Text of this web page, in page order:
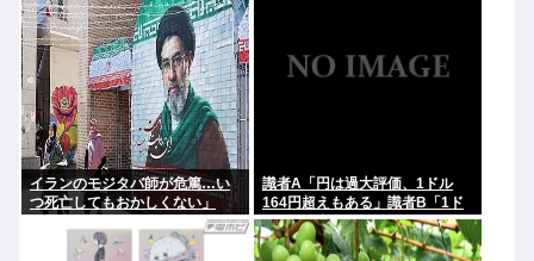
イランのモジタバ師が危篤…い
つ死亡してもおかしくない」
識者A「円は過大評価、1ドル
164円超えもある」識者B「1ド
ル140円台もある」どっちなの